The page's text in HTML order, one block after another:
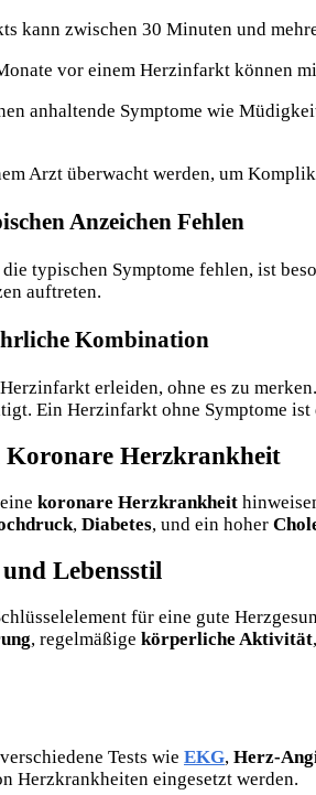
kann zwischen 30 Minuten und
vor einem Herzinfarkt können
anhaltende Symptome wie
Arzt überwacht werden, um
Anzeichen Fehlen
typischen Symptome fehlen, ist
auftreten.
Kombination
erleiden, ohne es zu
Ein Herzinfarkt ohne Symptome
Koronare Herzkrankheit
koronare Herzkrankheit
, Diabetes, und ein hoher
Lebensstil
für eine gute
, regelmäßige körperliche Aktivität,
Tests wie EKG, Herz-
Herzkrankheiten eingesetzt werden.